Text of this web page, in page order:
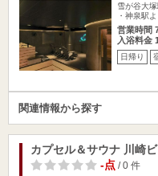
雪が谷大
・神泉駅
営業時間
入浴料金
日帰り
関連情報から探す
カプセル＆サウナ 川崎
-点/ 0 件